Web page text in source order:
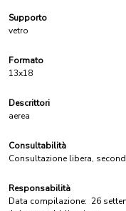
Supporto
vetro
Formato
13x18
Descrittori
aerea
Consultabilità
Consultazione libera,
Responsabilità
Data compilazione: 26